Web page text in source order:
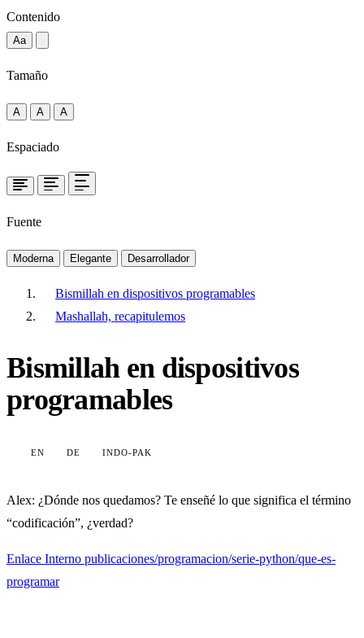
Contenido
Aa
Tamaño
A A A
Espaciado
Fuente
Moderna Elegante Desarrollador
Bismillah en dispositivos programables
Mashallah, recapitulemos
Bismillah en dispositivos
programables
EN DE INDO-PAK
Alex: ¿Dónde nos quedamos? Te enseñé lo que significa el término
“codificación”, ¿verdad?
Enlace Interno publicaciones/programacion/serie-python/que-es-
programar